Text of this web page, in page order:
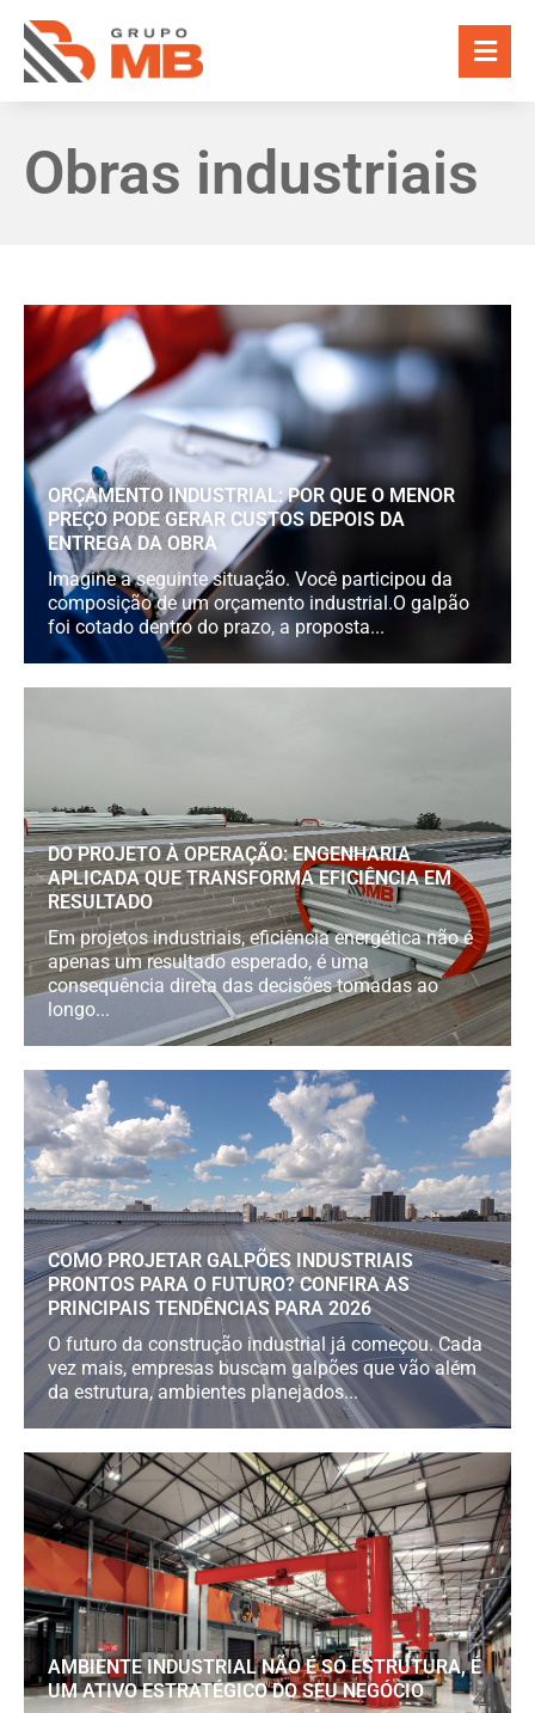
Obras industriais
ORÇAMENTO INDUSTRIAL: POR QUE O MENOR
PREÇO PODE GERAR CUSTOS DEPOIS DA
ENTREGA DA OBRA
Imagine a seguinte situação. Você participou da
composição de um orçamento industrial.O galpão
foi cotado dentro do prazo, a proposta...
DO PROJETO À OPERAÇÃO: ENGENHARIA
APLICADA QUE TRANSFORMA EFICIÊNCIA EM
RESULTADO
Em projetos industriais, eficiência energética não é
apenas um resultado esperado, é uma
consequência direta das decisões tomadas ao
longo...
COMO PROJETAR GALPÕES INDUSTRIAIS
PRONTOS PARA O FUTURO? CONFIRA AS
PRINCIPAIS TENDÊNCIAS PARA 2026
O futuro da construção industrial já começou. Cada
vez mais, empresas buscam galpões que vão além
da estrutura, ambientes planejados...
AMBIENTE INDUSTRIAL NÃO É SÓ ESTRUTURA, É
UM ATIVO ESTRATÉGICO DO SEU NEGÓCIO